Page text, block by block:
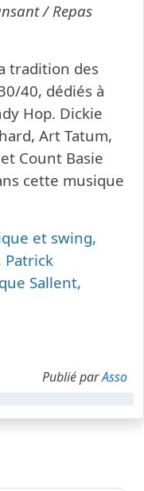
/Repas
tradition des
40, dédiés à
Hop. Dickie
Art Tatum,
Count Basie
cette musique
et swing,
Patrick
Sallent,
Publié parAsso